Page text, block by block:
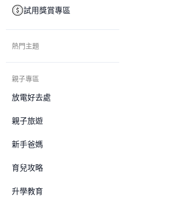
試用獎賞專區
熱門主題
親子專區
放電好去處
親子旅遊
新手爸媽
育兒攻略
升學教育